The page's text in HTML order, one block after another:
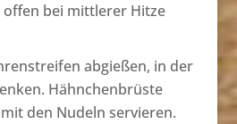
bei mittlerer Hitze
abgießen, in der
Hähnchenbrüste
den Nudeln servieren.